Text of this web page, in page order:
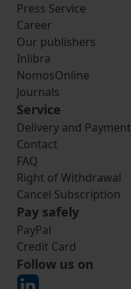
Press Service
Career
Our publishers
Inlibra
NomosOnline
Journals
Service
Delivery and Payment
Contact
FAQ
Right of Withdrawal
Cancel Subscription
Pay safely
PayPal
Credit Card
Follow us on